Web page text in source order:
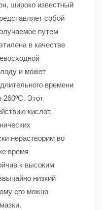
широко известный
собой
путем
в качестве
и может
времени
260ºC. Этот
кислот,
нерастворим во
время
к высоким
низкий
его можно